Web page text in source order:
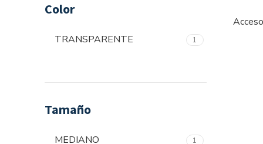
Color
TRANSPARENTE 1
Tamaño
MEDIANO 1